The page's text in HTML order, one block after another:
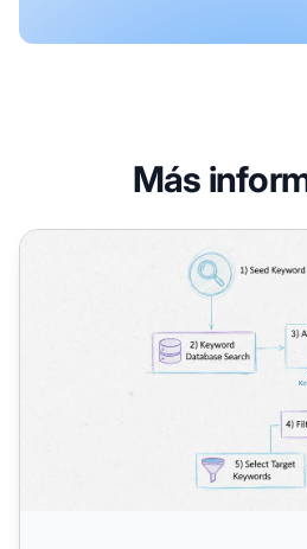
Más
¿Cómo puedo hacer